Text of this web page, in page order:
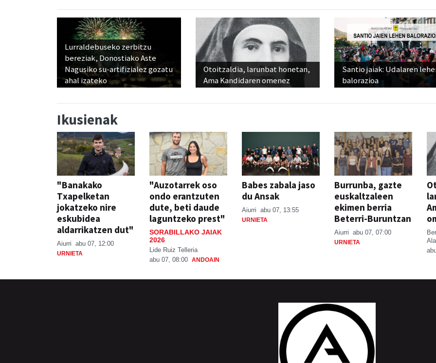
Lurraldebuseko zerbitzu
bereziak, Donostiako Aste
Nagusiko su-artifizialez gozatu
ahal izateko
Otoitzaldia, larunbat honetan,
Ama Kandidaren omenez
Santio jaiak: Udalaren
balorazioa
Ikusienak
"Banakako
Txapelketan
jokatzeko nire
eskubidea
aldarrikatzen dut"
Aiurri abu 07, 12:00
URNIETA
"Auzotarrek oso
ondo erantzuten
dute, beti daude
laguntzeko prest"
SORABILLAKO JAIAK
2026
Lide Ruiz Telleria
abu 07, 08:00 ANDOAIN
Babes zabala jaso
du Ansak
Aiurri abu 07, 13:55
URNIETA
Burrunba, gazte
euskaltzaleen
ekimen berria
Beterri-Buruntzan
Aiurri abu 07, 07:00
URNIETA